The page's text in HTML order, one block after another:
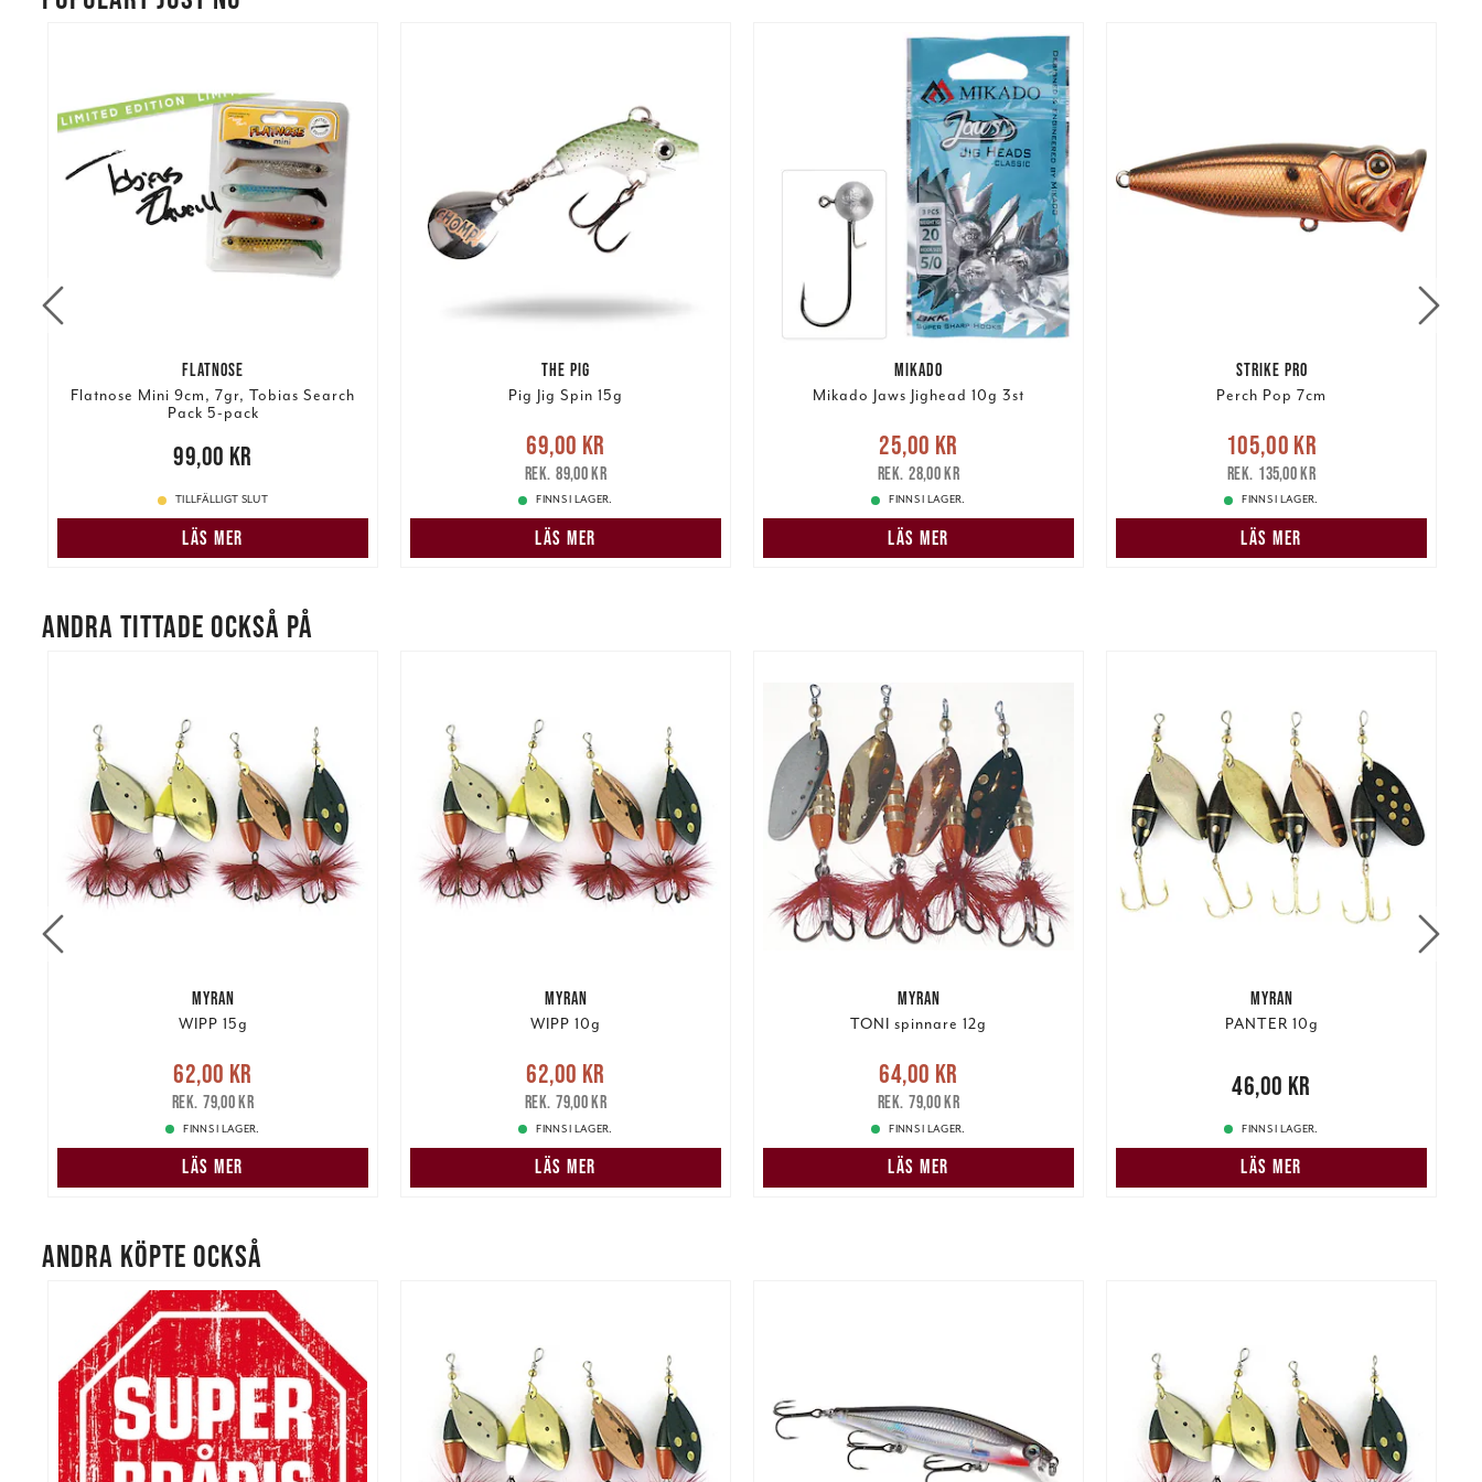
FLATNOSE
Flatnose Mini 9cm, 7gr, Tobias Search
Pack 5-pack
99,00 kr99,00 kr
TILLFÄLLIGT SLUT
LÄS MER
THE PIG
Pig Jig Spin 15g
Nuvarande pris :69,00 kr
pris: 89,00 kr
69,00 kr
89,00 kr
FINNS I LAGER.
LÄS MER
MIKADO
Mikado Jaws Jighead 10g 3st
Nuvarande pris :25,00 kr
pris: 28,00 kr
25,00 kr
28,00 kr
FINNS I LAGER.
LÄS MER
STRIKE PRO
Perch Pop 7cm
Nuvarande pris
Tidigare pris
105,00 kr
135,00 kr
FINNS I LAGER.
LÄS MER
ANDRA TITTADE OCKSÅ PÅ
MYRAN
WIPP 15g
Nuvarande pris:62,00 kr
pris:79,00 kr
62,00 kr
79,00 kr
FINNS I LAGER.
LÄS MER
MYRAN
WIPP 10g
Nuvarande pris:62,00 kr
pris:79,00 kr
62,00 kr
79,00 kr
FINNS I LAGER.
LÄS MER
MYRAN
TONI spinnare 12g
Nuvarande pris:64,00 kr
pris:79,00 kr
64,00 kr
79,00 kr
FINNS I LAGER.
LÄS MER
MYRAN
PANTER 10g
46,00 kr46,00 kr
FINNS I LAGER.
LÄS MER
ANDRA KÖPTE OCKSÅ